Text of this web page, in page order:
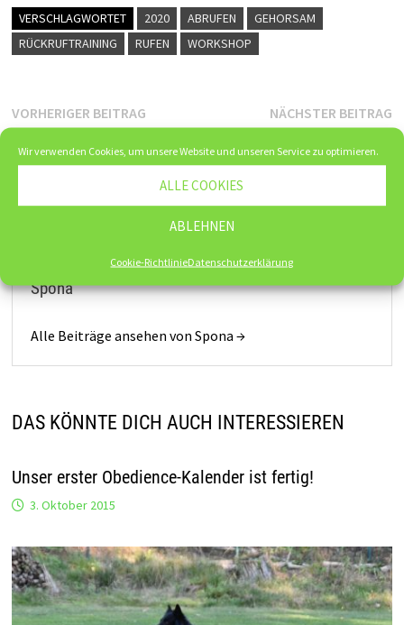
Wir verwenden Cookies, um unsere Website und unseren Service zu optimieren.
ALLE COOKIES
ABLEHNEN
Cookie-RichtlinieDatenschutzerklärung
VERSCHLAGWORTET 2020 ABRUFEN
GEHORSAM
RÜCKRUFTRAINING
RUFEN WORKSHOP
Beitragsnavigation
VORHERIGER BEITRAGVorheriger
„Longieren für
NÄCHSTER BEITRAG
2020
Spona
Alle Beiträge ansehen von Spona →
DAS KÖNNTE DICH AUCH INTERESSIEREN
Unser erster Obedience-Kalender ist fertig!
3. Oktober 2015